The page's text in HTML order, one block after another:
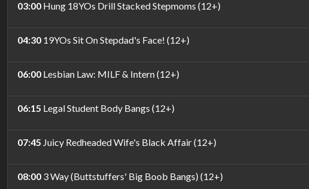
03:00 Hung 18YOs Drill Stacked Stepmoms (12+)
04:30 19YOs Sit On Stepdad's Face! (12+)
06:00 Lesbian Law: MILF & Intern (12+)
06:15 Legal Student Body Bangs (12+)
07:45 Juicy Redheaded Wife's Black Affair (12+)
08:00 3 Way (Buttstuffers' Big Boob Bangs) (12+)